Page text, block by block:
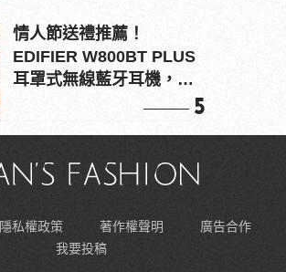
情人節送禮推薦！
EDIFIER W800BT PLUS
耳罩式無線藍牙耳機，在
5
隱私權政策 著作權聲明
廣告合作
我要投稿